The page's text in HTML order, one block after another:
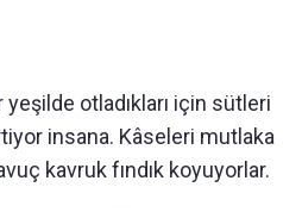
otladıkları için sütleri
insana. Kâseleri mutlaka
kavruk fındık koyuyorlar.